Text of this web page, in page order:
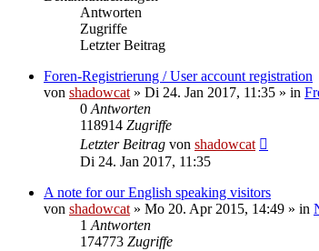
Antworten
Zugriffe
Letzter Beitrag
Foren-Registrierung / User account registration
von shadowcat » Di 24. Jan 2017, 11:35 » in
0 Antworten
118914 Zugriffe
Letzter Beitrag von shadowcat
Di 24. Jan 2017, 11:35
A note for our English speaking visitors
von shadowcat » Mo 20. Apr 2015, 14:49 » in
1 Antworten
174773 Zugriffe